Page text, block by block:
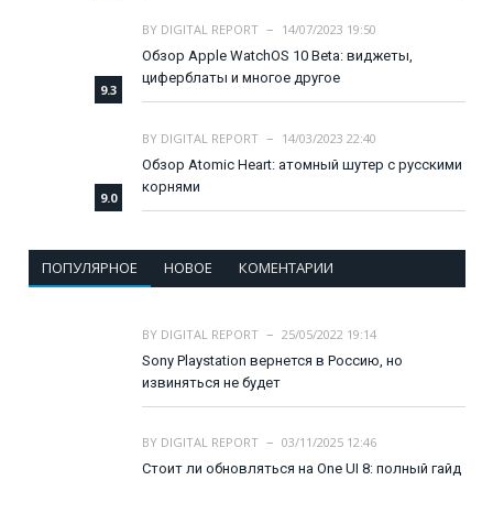
9.3
BY DIGITAL REPORT
14/07/2023 19:50
Обзор Apple WatchOS 10 Beta: виджеты,
циферблаты и многое другое
9.0
BY DIGITAL REPORT
14/03/2023 22:40
Обзор Atomic Heart: атомный шутер с русскими
корнями
ПОПУЛЯРНОЕ НОВОЕ КОМЕНТАРИИ
BY DIGITAL REPORT
25/05/2022 19:14
Sony Playstation вернется в Россию, но
извиняться не будет
BY DIGITAL REPORT
03/11/2025 12:46
Стоит ли обновляться на One UI 8: полный гайд